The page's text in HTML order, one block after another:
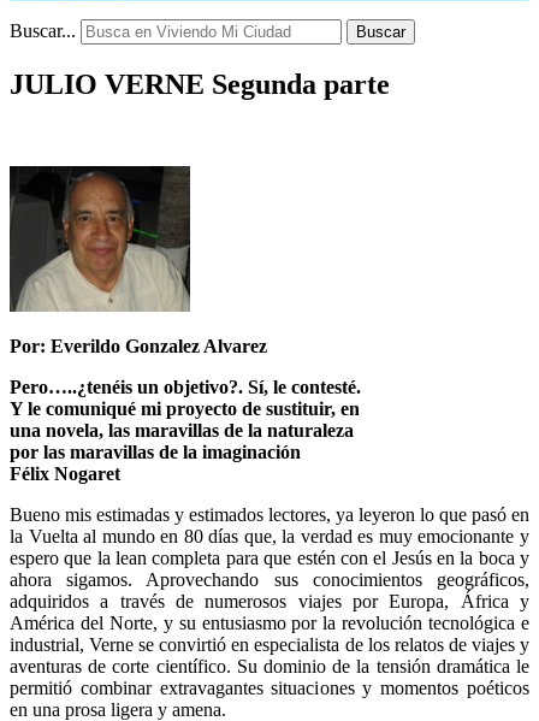
Buscar... Buscar
JULIO VERNE Segunda parte
Por: Everildo Gonzalez Alvarez
Pero…..¿tenéis un objetivo?. Sí, le contesté.
Y le comuniqué mi proyecto de sustituir, en
una novela, las maravillas de la naturaleza
por las maravillas de la imaginación
Félix Nogaret
Bueno mis estimadas y estimados lectores, ya leyeron lo que pasó en
la Vuelta al mundo en 80 días que, la verdad es muy emocionante y
espero que la lean completa para que estén con el Jesús en la boca y
ahora sigamos. Aprovechando sus conocimientos geográficos,
adquiridos a través de numerosos viajes por Europa, África y
América del Norte, y su entusiasmo por la revolución tecnológica e
industrial, Verne se convirtió en especialista de los relatos de viajes y
aventuras de corte científico. Su dominio de la tensión dramática le
permitió combinar extravagantes situaciones y momentos poéticos
en una prosa ligera y amena.